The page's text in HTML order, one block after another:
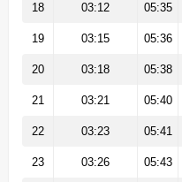
18 03:12 05:35
19 03:15 05:36
20 03:18 05:38
21 03:21 05:40
22 03:23 05:41
23 03:26 05:43